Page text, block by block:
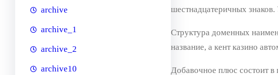
archive
archive_1
archive_2
archive10
шестнадцатеричных знаков.
Структура доменных
название, а кент казино
Добавочное плюс состоит в